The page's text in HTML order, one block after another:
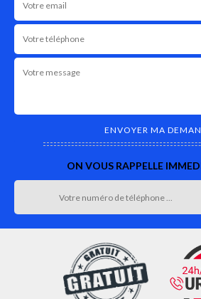
ON VOUS RAPPELLE